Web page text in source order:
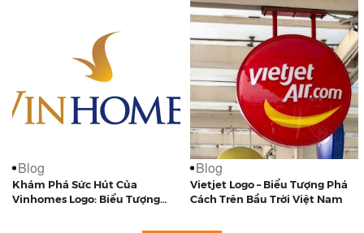
Blog
Khám Phá Sức Hút Của
Vinhomes Logo: Biểu Tượng
Blog
Vietjet Logo – Biểu Tượng Phá
Cách Trên Bầu Trời Việt Nam